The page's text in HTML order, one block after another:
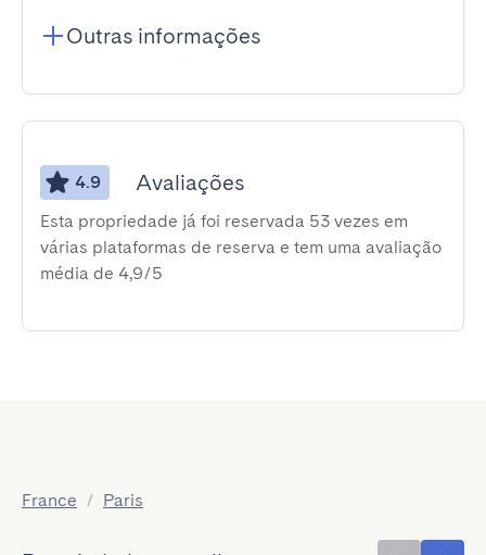
Outras informações
4.9 Avaliações
Esta propriedade já foi reservada 53 vezes em
várias plataformas de reserva e tem uma avaliação
média de 4,9/5
France / Paris